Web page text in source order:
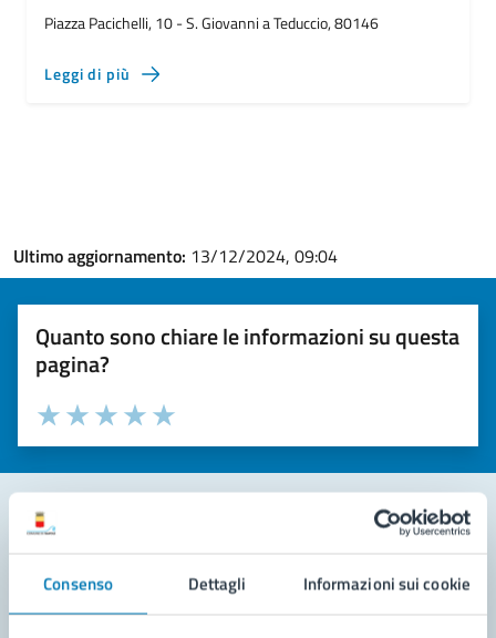
Consenso Dettagli Informazioni sui cookie
Piazza Pacichelli, 10 - S. Giovanni a Teduccio, 80146
Leggi di più
Ultimo aggiornamento: 13/12/2024, 09:04
Quanto sono chiare le informazioni su questa
pagina?
Valuta la chiarezza delle informazioni (da 1 a 5 stelle)
Seleziona il numero di stelle per valutare la chiarezza delle
Valuta 5 stelle su 5
Valuta 4 stelle su 5
Valuta 3 stelle su 5
Valuta 2 stelle su 5
Valuta 1 stelle su 5
Leggi le domande frequenti